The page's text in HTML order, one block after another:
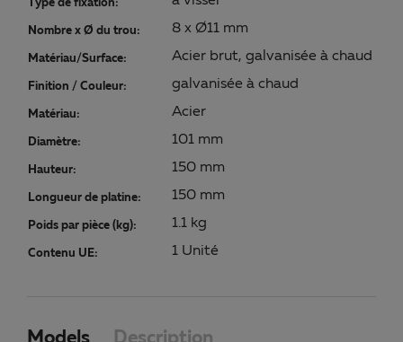
Type de fixation:
Nombre x Ø du trou: 8 x Ø11 mm
Matériau/Surface: Acier brut, galvanisée à chaud
Finition / Couleur: galvanisée à chaud
Matériau: Acier
Diamètre: 101 mm
Hauteur: 150 mm
Longueur de platine: 150 mm
Poids par pièce (kg): 1.1 kg
Contenu UE: 1 Unité